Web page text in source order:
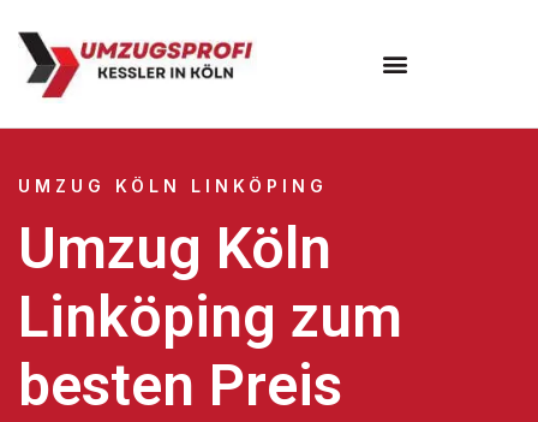
UMZUG KÖLN LINKÖPING
Umzug Köln
Linköping zum
besten Preis